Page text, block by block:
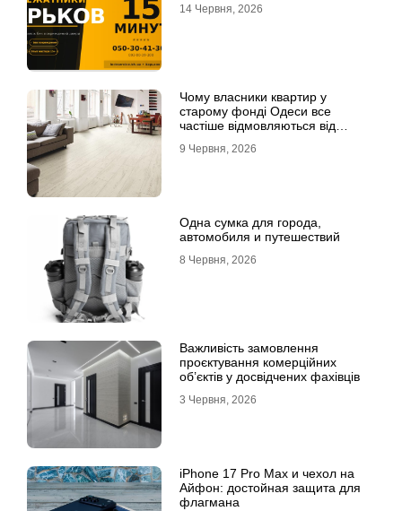
14 Червня, 2026
Чому власники квартир у
старому фонді Одеси все
частіше відмовляються від
9 Червня, 2026
Одна сумка для города,
автомобиля и путешествий
8 Червня, 2026
Важливість замовлення
проєктування комерційних
об’єктів у досвідчених фахівців
3 Червня, 2026
iPhone 17 Pro Max и чехол на
Айфон: достойная защита для
флагмана